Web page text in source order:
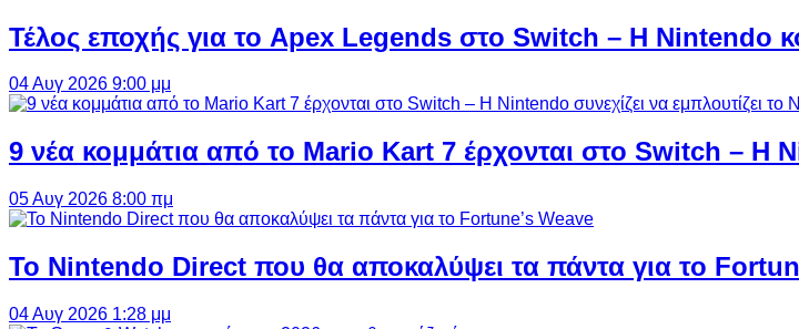
Τέλος εποχής για το Apex Legends στο Switch – Η Nintendo
04 Αυγ 2026 9:00 μμ
9 νέα κομμάτια από το Mario Kart 7 έρχονται στο Switch – Η
05 Αυγ 2026 8:00 πμ
Το Nintendo Direct που θα αποκαλύψει τα πάντα για το
04 Αυγ 2026 1:28 μμ